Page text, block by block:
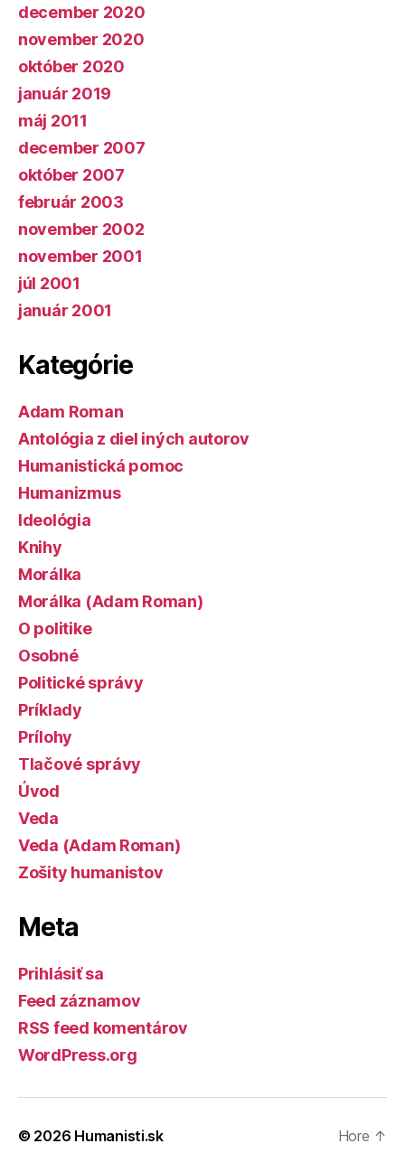
december 2020
november 2020
október 2020
január 2019
máj 2011
december 2007
október 2007
február 2003
november 2002
november 2001
júl 2001
január 2001
Kategórie
Adam Roman
Antológia z diel iných autorov
Humanistická pomoc
Humanizmus
Ideológia
Knihy
Morálka
Morálka (Adam Roman)
O politike
Osobné
Politické správy
Príklady
Prílohy
Tlačové správy
Úvod
Veda
Veda (Adam Roman)
Zošity humanistov
Meta
Prihlásiť sa
Feed záznamov
RSS feed komentárov
WordPress.org
© 2026 Humanisti.sk Hore ↑